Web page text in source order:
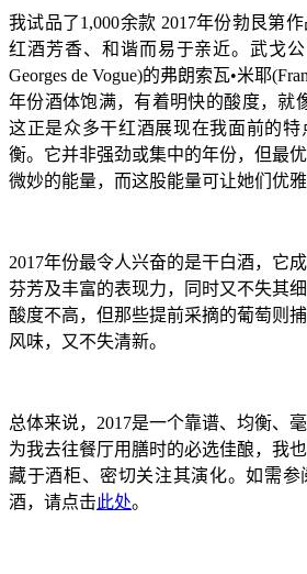
我试品了1,000余款 2017年份勃艮第
红酒芳香、和谐而易于亲近。武戈公
Georges de Vogue)的弗朗索瓦•米耶
年份酒体饱满，有着明快的酸度，就
这正是众多干红酒展现在我面前的
衡。它并非强劲或集中的年份，但最
微妙的能量，而这股能量可让她们优雅
2017年份最令人兴奋的是干白酒，它
芬芳及丰富的表现力，同时又不失其
酸度不高，但那些提前采摘的葡萄则
风味，又不失清新。
总体来说，2017是一个靠谱、均衡、
为我去往餐厅用膳时的必选佳酿，我
藏于酒柜、密切关注其演化。如需参
酒，请点击此处。